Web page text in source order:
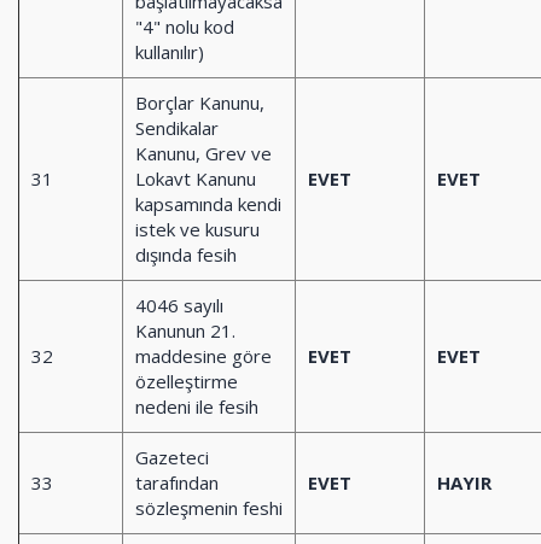
"4" nolu kod
kullanılır)
31
Borçlar Kanunu,
Sendikalar
Kanunu, Grev ve
Lokavt Kanunu
kapsamında kendi
istek ve kusuru
dışında fesih
EVET EVET
32
4046 sayılı
Kanunun 21.
maddesine göre
özelleştirme
nedeni ile fesih
EVET EVET
33
Gazeteci
tarafından
sözleşmenin feshi
EVET HAYIR